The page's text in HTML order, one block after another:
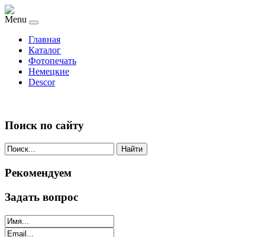
Menu
Главная
Каталог
Фотопечать
Немецкие
Descor
Поиск по сайту
Найти
Рекомендуем
Задать вопрос